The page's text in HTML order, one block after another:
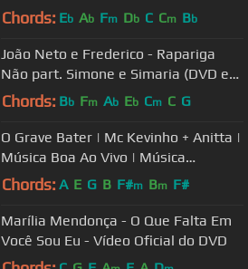
1dois3)
Chords: Eb Ab Fm Db C Cm Bb
João Neto e Frederico - Rapariga
Não part. Simone e Simaria (DVD em
Sintonia)
Chords: Bb Fm Ab Eb Cm C G
O Grave Bater | Mc Kevinho + Anitta |
Música Boa Ao Vivo | Música
Multishow
Chords: A E G B F#m Bm F#
Marília Mendonça - O Que Falta Em
Você Sou Eu - Vídeo Oficial do DVD